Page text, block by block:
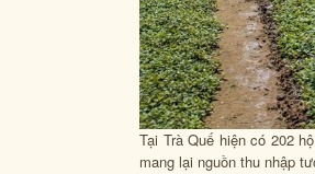
Tại Trà Quế hiện có 202
mang lại nguồn thu nhập